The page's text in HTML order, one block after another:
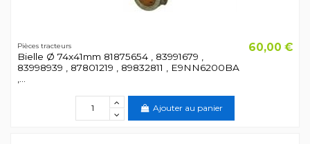
Pièces tracteurs
Bielle Ø 74x41mm 81875654 , 83991679 ,
83998939 , 87801219 , 89832811 , E9NN6200BA
,...
60,00 €
Ajouter au panier